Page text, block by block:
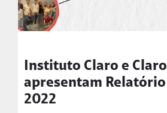
Instituto Claro e Claro
apresentam
2022